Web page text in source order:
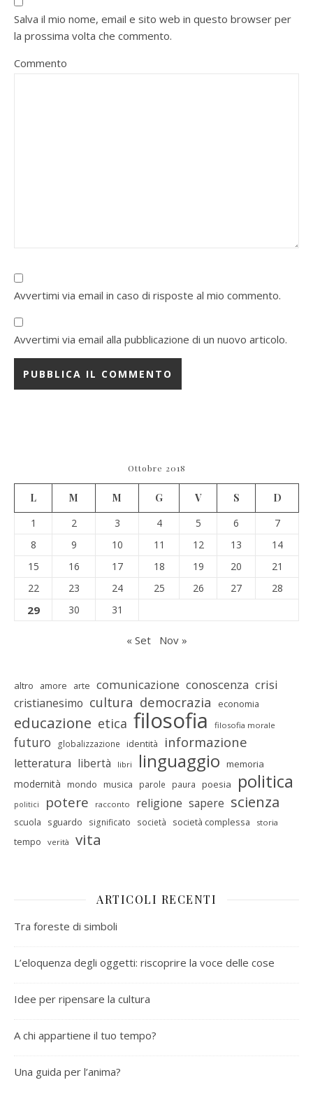
Salva il mio nome, email e sito web in questo browser per
la prossima volta che commento.
Commento
Avvertimi via email in caso di risposte al mio commento.
Avvertimi via email alla pubblicazione di un nuovo articolo.
Ottobre 2018
L M M G V S
D
1
2 3 4 5 6
7
8
9 10 11 12 13
14
15
16 17 18 19 20
21
22
23 24 25 26 27 28
29 30 31
« Set Nov »
altro amore arte comunicazione conoscenza crisi
cristianesimo cultura democrazia economia
educazione etica filosofia filosofia morale
futuro globalizzazione identità informazione
letteratura libertà libri linguaggio memoria
modernità mondo musica parole paura poesia politica
politici potere racconto religione sapere scienza
scuola sguardo significato società società complessa storia
tempo verità vita
ARTICOLI RECENTI
Tra foreste di simboli
L’eloquenza degli oggetti: riscoprire la voce delle cose
Idee per ripensare la cultura
A chi appartiene il tuo tempo?
Una guida per l’anima?